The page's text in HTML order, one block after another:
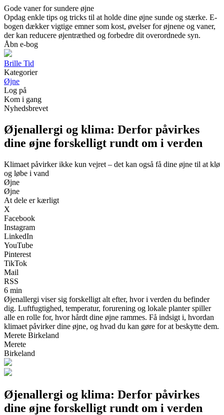
Gode vaner for sundere øjne
Opdag enkle tips og tricks til at holde dine øjne sunde og stærke. E-
bogen dækker vigtige emner som kost, øvelser for øjnene og vaner,
der kan reducere øjentræthed og forbedre dit overordnede syn.
Åbn e-bog
Brille Tid
Kategorier
Øjne
Log på
Kom i gang
Nyhedsbrevet
Øjenallergi og klima: Derfor påvirkes
dine øjne forskelligt rundt om i verden
Klimaet påvirker ikke kun vejret – det kan også få dine øjne til at klø
og løbe i vand
Øjne
Øjne
At dele er kærligt
X
Facebook
Instagram
LinkedIn
YouTube
Pinterest
TikTok
Mail
RSS
6 min
Øjenallergi viser sig forskelligt alt efter, hvor i verden du befinder
dig. Luftfugtighed, temperatur, forurening og lokale planter spiller
alle en rolle for, hvor hårdt dine øjne rammes. Få indsigt i, hvordan
klimaet påvirker dine øjne, og hvad du kan gøre for at beskytte dem.
Merete Birkeland
Merete
Birkeland
Øjenallergi og klima: Derfor påvirkes
dine øjne forskelligt rundt om i verden